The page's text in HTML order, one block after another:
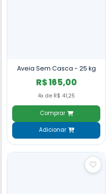
Aveia Sem Casca - 25 kg
R$ 165,00
4x de R$ 41,25
Comprar
Adicionar